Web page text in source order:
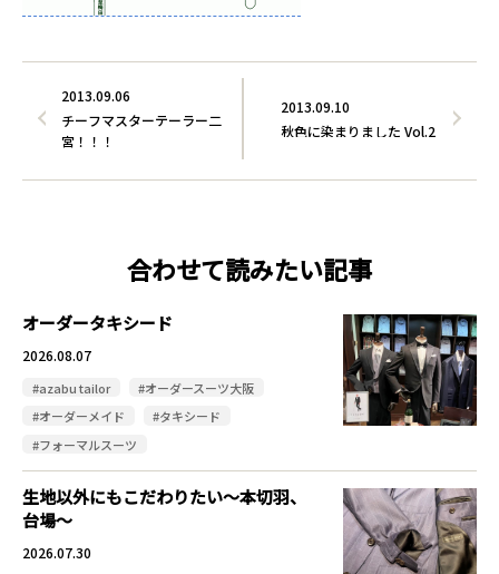
2013.09.10
秋色に染まりました Vol.2
2013.09.06
チーフマスターテーラー二
宮！！！
合わせて読みたい記事
オーダータキシード
2026.08.07
#azabu tailor
#オーダースーツ大阪
#オーダーメイド
#タキシード
#フォーマルスーツ
生地以外にもこだわりたい～本切羽、
台場～
2026.07.30